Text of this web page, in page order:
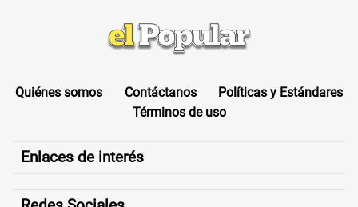
Quiénes somos Contáctanos
Políticas y Estándares
Términos de uso
Enlaces de interés